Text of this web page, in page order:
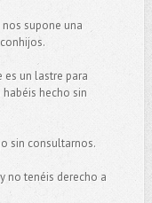
nos supone una
es un lastre para
hecho sin
sin consultarnos.
no tenéis derecho a